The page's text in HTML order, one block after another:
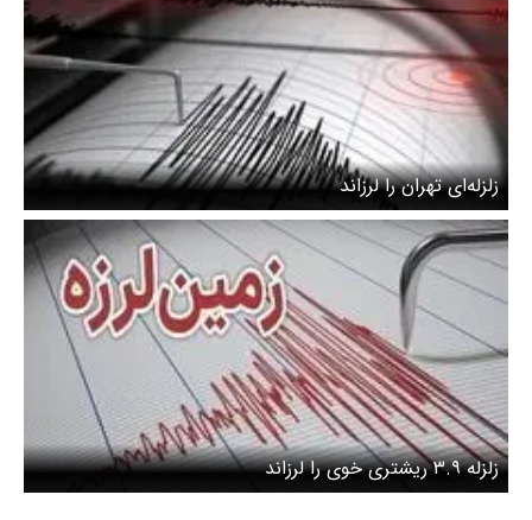
زلزله‌ای تهران را لرزاند
زلزله ۳.۹ ریشتری خوی را لرزاند